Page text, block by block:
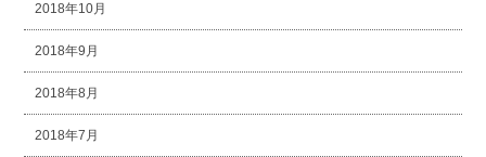
2018年10月
2018年9月
2018年8月
2018年7月